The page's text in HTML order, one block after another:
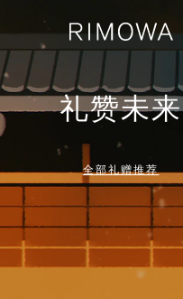
礼赞未来
全部礼赠推荐